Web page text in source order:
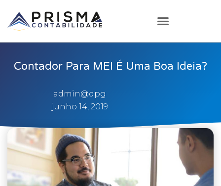
Contador Para MEI É Uma Boa Ideia?
admin@dpg
junho 14, 2019